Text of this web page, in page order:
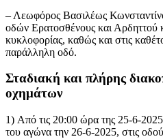
– Λεωφόρος Βασιλέως
οδών Ερατοσθένους και Αρδηττού
κυκλοφορίας, καθώς και στις
παράλληλη οδό.
Σταδιακή και πλήρης
οχημάτων
1) Από τις 20:00 ώρα της 25-6-
του αγώνα την 26-6-2025, στις